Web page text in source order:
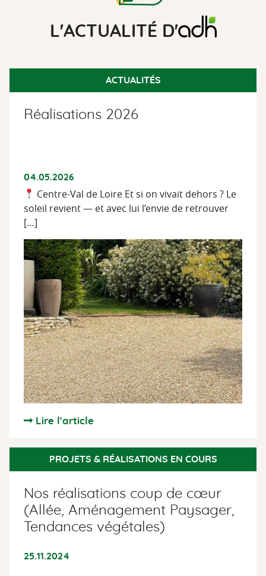
L'ACTUALITÉ D'
ACTUALITÉS
Réalisations 2026
04.05.2026
Centre-Val de Loire Et si on vivait dehors ? Le
soleil revient — et avec lui l’envie de retrouver
[…]
Lire l'article
PROJETS & RÉALISATIONS EN COURS
Nos réalisations coup de cœur
(Allée, Aménagement Paysager,
Tendances végétales)
25.11.2024